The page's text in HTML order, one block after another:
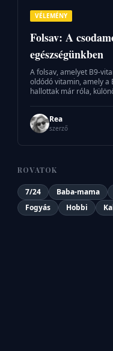
VÉLEMÉNY
Folsav: A
egészségünkben
A folsav, amelyet B9-
oldódó vitamin, amely a
hallottak már róla,
Rea
szerző
ROVATOK
7/24 Baba-mama
Fogyás
Hobbi